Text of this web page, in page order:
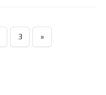
3 »